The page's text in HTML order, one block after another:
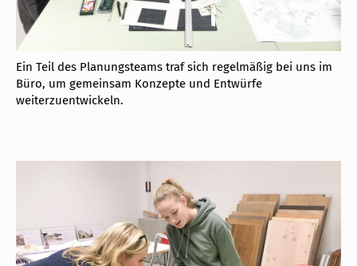
Ein Teil des Planungsteams traf sich regelmäßig bei uns im
Büro, um gemeinsam Konzepte und Entwürfe
weiterzuentwickeln.